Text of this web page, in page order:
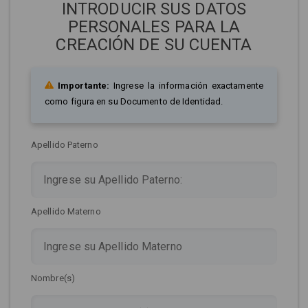
INTRODUCIR SUS DATOS
PERSONALES PARA LA
CREACIÓN DE SU CUENTA
Importante: Ingrese la información exactamente
como figura en su Documento de Identidad.
Apellido Paterno
Apellido Materno
Nombre(s)